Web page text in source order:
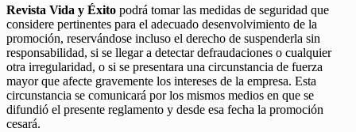
Revista Vida y Éxito podrá tomar las medidas de seguridad que
considere pertinentes para el adecuado desenvolvimiento de la
promoción, reservándose incluso el derecho de suspenderla sin
responsabilidad, si se llegar a detectar defraudaciones o cualquier
otra irregularidad, o si se presentara una circunstancia de fuerza
mayor que afecte gravemente los intereses de la empresa. Esta
circunstancia se comunicará por los mismos medios en que se
difundió el presente reglamento y desde esa fecha la promoción
cesará.